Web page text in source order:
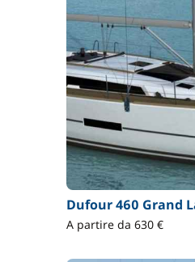
Dufour 460 Grand
A partire da 630 €